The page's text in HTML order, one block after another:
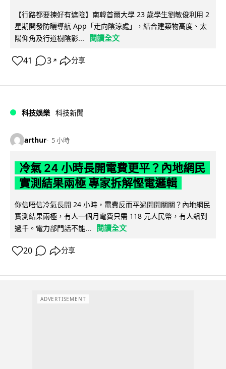
【行路都要揀好有遮陰】南韓首爾大學 23 歲學生劉敏俊利用 2
星期開發防曬導航 App「走向陰涼處」，結合建築物高度、太
陽仰角及行道樹陰影...
閱讀全文
41 3 ↗ 分享
科技娛樂 科技新聞
arthur 5 小時
冷氣 24 小時長開電費更平？內地網民
實測結果兩極 專家拆解慳電邏輯
你信唔信冷氣長開 24 小時，電費反而平過開開關關？內地網民
實測結果兩極，有人一個月電費只需 118 元人民幣，有人飆到
過千。電力部門話不能...
閱讀全文
20 分享
ADVERTISEMENT